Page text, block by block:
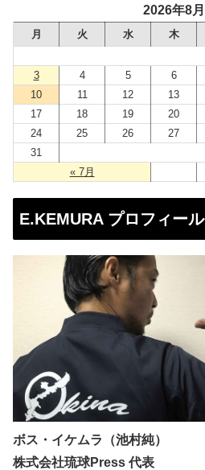
レ
ス
2026年8月
月 火 水 木
« 7月
3
4 5 6
10
11 12 13
17
18 19 20
24
25 26 27
31
E.KEMURA プロフィール
ボス・イケムラ（池村純）
株式会社琉球Press 代表